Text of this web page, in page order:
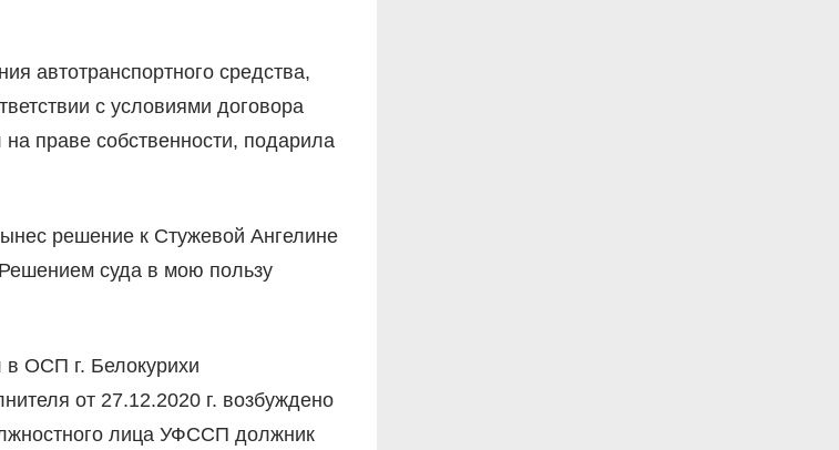
автотранспортного средства,
с условиями договора
праве собственности, подарила
решение к Стужевой Ангелине
суда в мою пользу
в ОСП г. Белокурихи
от 27.12.2020 г. возбуждено
лица УФССП должник